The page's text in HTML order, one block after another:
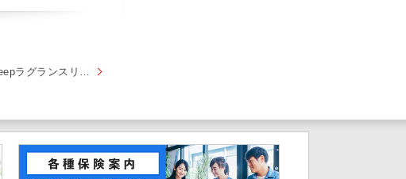
数量限定！Jeepラグランスリーブスウェット！